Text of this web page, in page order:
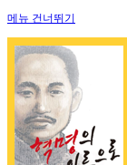
메뉴 건너뛰기